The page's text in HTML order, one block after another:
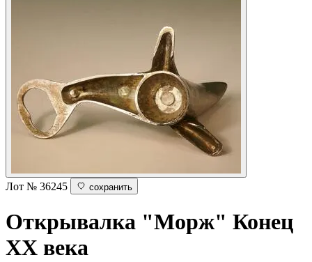
Лот № 36245 сохранить
Открывалка "Морж" Конец
ХХ века